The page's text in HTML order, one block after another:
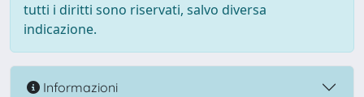
tutti i diritti sono riservati, salvo diversa
indicazione.
Informazioni